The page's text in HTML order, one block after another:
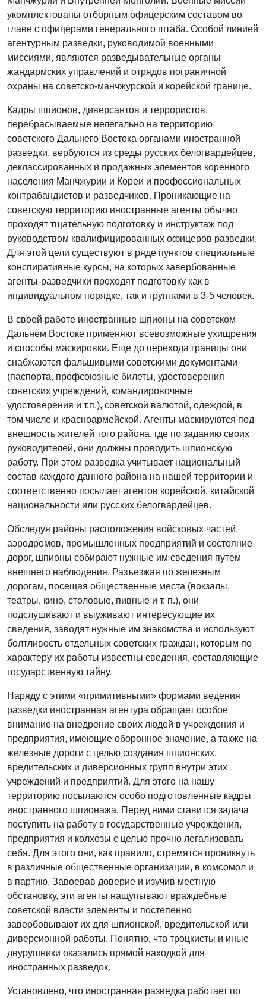
укомплектованы отборным офицерским составом во
главе с офицерами генерального штаба. Особой линией
агентурным разведки, руководимой военными
миссиями, являются разведывательные органы
жандармских управлений и отрядов пограничной
охраны на советско-манчжурской и корейской границе.
Кадры шпионов, диверсантов и террористов,
перебрасываемые нелегально на территорию
советского Дальнего Востока органами иностранной
разведки, вербуются из среды русских белогвардейцев,
деклассированных и продажных элементов коренного
населения Манчжурии и Кореи и профессиональных
контрабандистов и разведчиков. Проникающие на
советскую территорию иностранные агенты обычно
проходят тщательную подготовку и инструктаж под
руководством квалифицированных офицеров разведки.
Для этой цели существуют в ряде пунктов специальные
конспиративные курсы, на которых завербованные
агенты-разведчики проходят подготовку как в
индивидуальном порядке, так и группами в 3-5 человек.
В своей работе иностранные шпионы на советском
Дальнем Востоке применяют всевозможные ухищрения
и способы маскировки. Еще до перехода границы они
снабжаются фальшивыми советскими документами
(паспорта, профсоюзные билеты, удостоверения
советских учреждений, командировочные
удостоверения и т.п.), советской валютой, одеждой, в
том числе и красноармейской. Агенты маскируются под
внешность жителей того района, где по заданию своих
руководителей, они должны проводить шпионскую
работу. При этом разведка учитывает национальный
состав каждого данного района на нашей территории и
соответственно посылает агентов корейской, китайской
национальности или русских белогвардейцев.
Обследуя районы расположения войсковых частей,
аэродромов, промышленных предприятий и состояние
дорог, шпионы собирают нужные им сведения путем
внешнего наблюдения. Разъезжая по железным
дорогам, посещая общественные места (вокзалы,
театры, кино, столовые, пивные и т. п.), они
подслушивают и выуживают интересующие их
сведения, заводят нужные им знакомства и используют
болтливость отдельных советских граждан, которым по
характеру их работы известны сведения, составляющие
государственную тайну.
Наряду с этими «примитивными» формами ведения
разведки иностранная агентура обращает особое
внимание на внедрение своих людей в учреждения и
предприятия, имеющие оборонное значение, а также на
железные дороги с целью создания шпионских,
вредительских и диверсионных групп внутри этих
учреждений и предприятий. Для этого на нашу
территорию посылаются особо подготовленные кадры
иностранного шпионажа. Перед ними ставится задача
поступить на работу в государственные учреждения,
предприятия и колхозы с целью прочно легализовать
себя. Для этого они, как правило, стремятся проникнуть
в различные общественные организации, в комсомол и
в партию. Завоевав доверие и изучив местную
обстановку, эти агенты нащупывают враждебные
советской власти элементы и постепенно
завербовывают их для шпионской, вредительской или
диверсионной работы. Понятно, что троцкисты и иные
двурушники оказались прямой находкой для
иностранных разведок.
Установлено, что иностранная разведка работает по